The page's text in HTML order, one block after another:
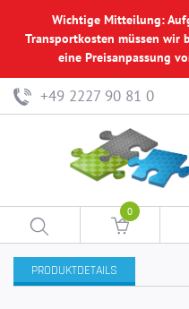
Wichtige Mitteilung:
Transportkosten müssen wir
eine Preisanpassung
+49 2227 90 81 0
0
PRODUKTDETAILS